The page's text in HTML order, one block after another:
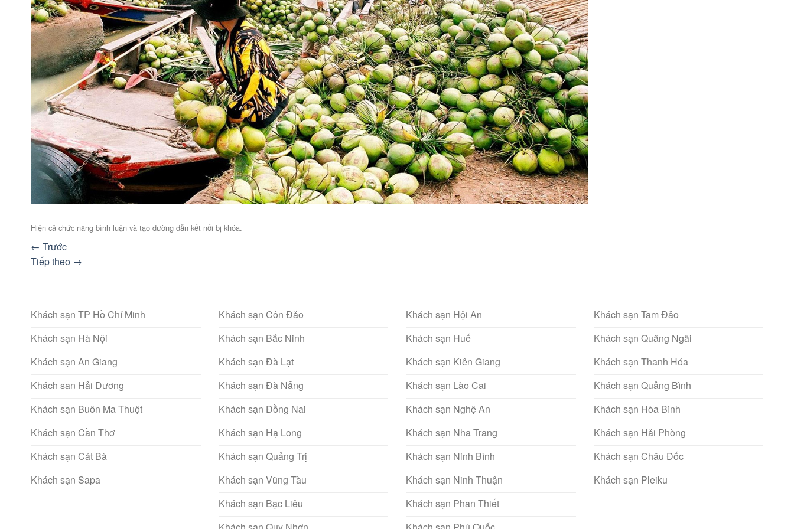
Hiện cả chức năng bình luận và tạo đường dẫn kết nối bị khóa.
← Trước
Tiếp theo →
Khách sạn TP Hồ Chí Minh
Khách sạn Hà Nội
Khách sạn An Giang
Khách san Hải Dương
Khách sạn Buôn Ma Thuột
Khách sạn Cần Thơ
Khách sạn Cát Bà
Khách sạn Sapa
Khách sạn Côn Đảo
Khách sạn Bắc Ninh
Khách sạn Đà Lạt
Khách sạn Đà Nẵng
Khách sạn Đồng Nai
Khách sạn Hạ Long
Khách sạn Quảng Trị
Khách sạn Vũng Tàu
Khách sạn Bạc Liêu
Khách sạn Hội An
Khách sạn Huế
Khách sạn Kiên Giang
Khách sạn Lào Cai
Khách sạn Nghệ An
Khách sạn Nha Trang
Khách sạn Ninh Bình
Khách sạn Ninh Thuận
Khách sạn Phan Thiết
Khách sạn Tam Đảo
Khách sạn Quãng Ngãi
Khách sạn Thanh Hóa
Khách sạn Quảng Bình
Khách sạn Hòa Bình
Khách sạn Hải Phòng
Khách sạn Châu Đốc
Khách sạn Pleiku